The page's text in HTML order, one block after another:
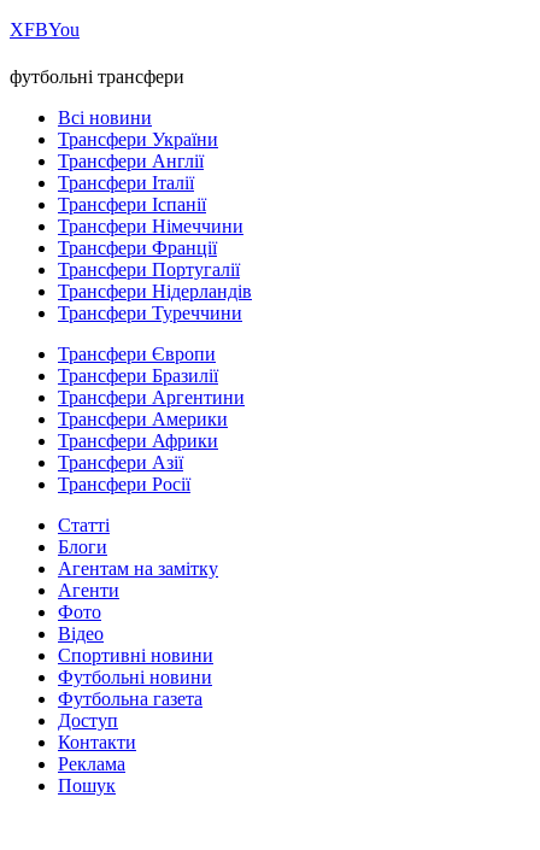
ХFBYou
футбольні трансфери
Всі новини
Трансфери України
Трансфери Англії
Трансфери Італії
Трансфери Іспанії
Трансфери Німеччини
Трансфери Франції
Трансфери Португалії
Трансфери Нідерландів
Трансфери Туреччини
Трансфери Європи
Трансфери Бразилії
Трансфери Аргентини
Трансфери Америки
Трансфери Африки
Трансфери Азії
Трансфери Росії
Статті
Блоги
Агентам на замітку
Агенти
Фото
Відео
Спортивні новини
Футбольні новини
Футбольна газета
Доступ
Контакти
Реклама
Пошук